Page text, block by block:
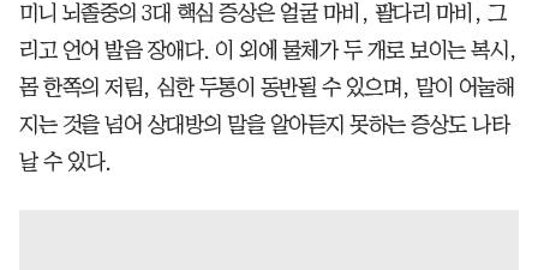
미니 뇌졸중의 3대 핵심 증상은 얼굴 마비, 팔다리 마비, 그
리고 언어 발음 장애다. 이 외에 물체가 두 개로 보이는 복시,
몸 한쪽의 저림, 심한 두통이 동반될 수 있으며, 말이 어눌해
지는 것을 넘어 상대방의 말을 알아듣지 못하는 증상도 나타
날 수 있다.